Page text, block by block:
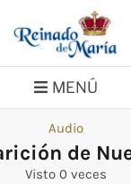
MENÚ
Audio
de
Visto 0 veces